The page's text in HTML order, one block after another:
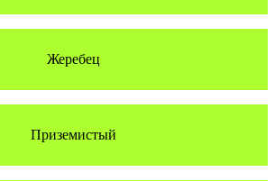
Жеребец
Приземистый